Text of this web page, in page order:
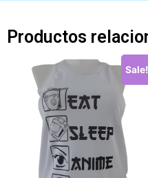
Productos
Sale!